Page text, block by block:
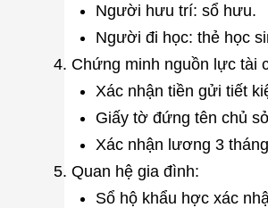
Người hưu trí: sổ hưu.
Người đi học: thẻ học
Chứng minh nguồn lực tài
Xác nhận tiền gửi tiết
Giấy tờ đứng tên chủ
Xác nhận lương 3
Quan hệ gia đình:
Sổ hộ khẩu hợc xác